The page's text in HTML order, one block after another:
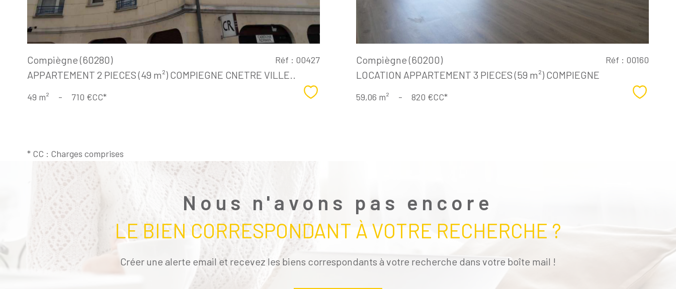
Compiègne (60280)
APPARTEMENT 2 PIECES (49 m²) COMPIEGNE CNETRE VILLE..
Réf : 00427
49 m² - 710 €CC* Sélectionner
Compiègne (60200)
LOCATION APPARTEMENT 3 PIECES (59 m²) COMPIEGNE
Réf : 00160
59,06 m² - 820 €CC*
* CC : Charges comprises
Nous n'avons pas encore
LE BIEN CORRESPONDANT À VOTRE RECHERCHE ?
Créer une alerte email et recevez les biens correspondants à votre recherche dans votre boîte mail !